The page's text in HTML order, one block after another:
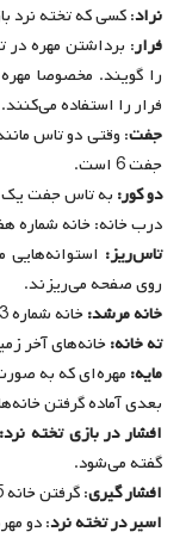
نراد: کسی که تخته نرد
فرار: برداشتن مهره
را گویند. مخصوصا
فرار را استفاده می‌کنند.
جفت
جفت 6 است.
دو کور: به تاس جفت یک
درب خانه: خانه شماره
تاس‌ریز:
روی صفحه می‌ریزند.
خانه مرشد:خانه شماره 3 زمین خودی را می‌گویند.
ته خانه:خانه‌های آخر زمین
مایه: مهره‌ای که به
بعدی آماده گرفتن
افشار در بازی تخته نرد:
گفته می‌شود.
افشار گیری: گرفتن خانه 5 خود و یا حریف
اسیر در تخته نرد: دو مهره